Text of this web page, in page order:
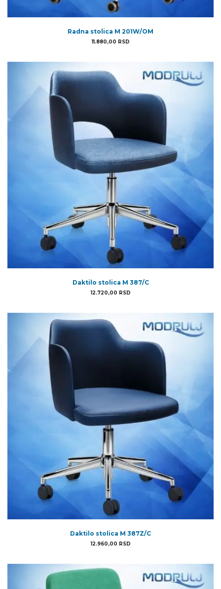
Radna stolica M 201W/OM
11.880,00 RSD
Daktilo stolica M 387/C
12.720,00 RSD
Daktilo stolica M 387Z/C
12.960,00 RSD